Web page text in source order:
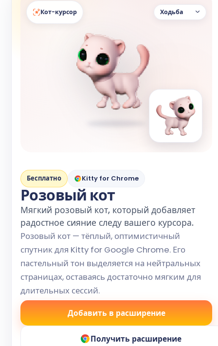
Кот-курсор Ходьба
Бесплатно Kitty for Chrome
Розовый кот
Мягкий розовый кот, который добавляет
радостное сияние следу вашего курсора.
Розовый кот — тёплый, оптимистичный
спутник для Kitty for Google Chrome. Его
пастельный тон выделяется на нейтральных
страницах, оставаясь достаточно мягким для
длительных сессий.
Добавить в расширение
Получить расширение